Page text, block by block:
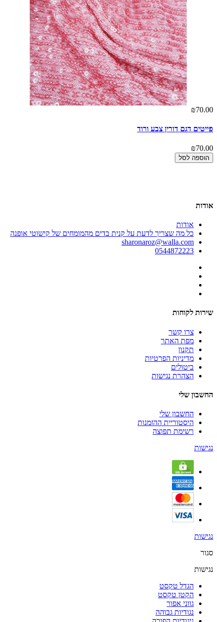
₪70.00
פייטים דגם דורין צבע ורוד
₪70.00
הוספה לסל
אודות
אודות
כל מה שצריך לדעת על קנית בדים מהמומחים של קישוטי אופנה
sharonaroz@walla.com
0544872223
שירות לקוחות
צרו קשר
מפת האתר
תקנון
מדיניות הפרטיות
ביטולים
הצהרת נגישות
החשבון שלי
החשבון שלי
היסטוריית ההזמנות
רשימת תפוצה
נגישות
נגישות
סגור
נגישות
הגדל טקסט
הקטן טקסט
גווני אפור
נגודיות גבוהה